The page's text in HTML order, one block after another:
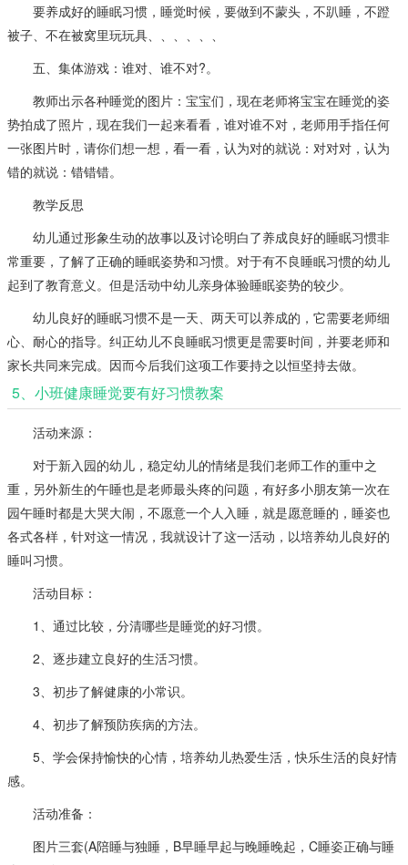
要养成好的睡眠习惯，睡觉时候，要做到不蒙头，不趴睡，不蹬
被子、不在被窝里玩玩具、、、、、、
五、集体游戏：谁对、谁不对?。
教师出示各种睡觉的图片：宝宝们，现在老师将宝宝在睡觉的姿
势拍成了照片，现在我们一起来看看，谁对谁不对，老师用手指任何
一张图片时，请你们想一想，看一看，认为对的就说：对对对，认为
错的就说：错错错。
教学反思
幼儿通过形象生动的故事以及讨论明白了养成良好的睡眠习惯非
常重要，了解了正确的睡眠姿势和习惯。对于有不良睡眠习惯的幼儿
起到了教育意义。但是活动中幼儿亲身体验睡眠姿势的较少。
幼儿良好的睡眠习惯不是一天、两天可以养成的，它需要老师细
心、耐心的指导。纠正幼儿不良睡眠习惯更是需要时间，并要老师和
家长共同来完成。因而今后我们这项工作要持之以恒坚持去做。
5、小班健康睡觉要有好习惯教案
活动来源：
对于新入园的幼儿，稳定幼儿的情绪是我们老师工作的重中之
重，另外新生的午睡也是老师最头疼的问题，有好多小朋友第一次在
园午睡时都是大哭大闹，不愿意一个人入睡，就是愿意睡的，睡姿也
各式各样，针对这一情况，我就设计了这一活动，以培养幼儿良好的
睡叫习惯。
活动目标：
1、通过比较，分清哪些是睡觉的好习惯。
2、逐步建立良好的生活习惯。
3、初步了解健康的小常识。
4、初步了解预防疾病的方法。
5、学会保持愉快的心情，培养幼儿热爱生活，快乐生活的良好情
感。
活动准备：
图片三套(A陪睡与独睡，B早睡早起与晚睡晚起，C睡姿正确与睡